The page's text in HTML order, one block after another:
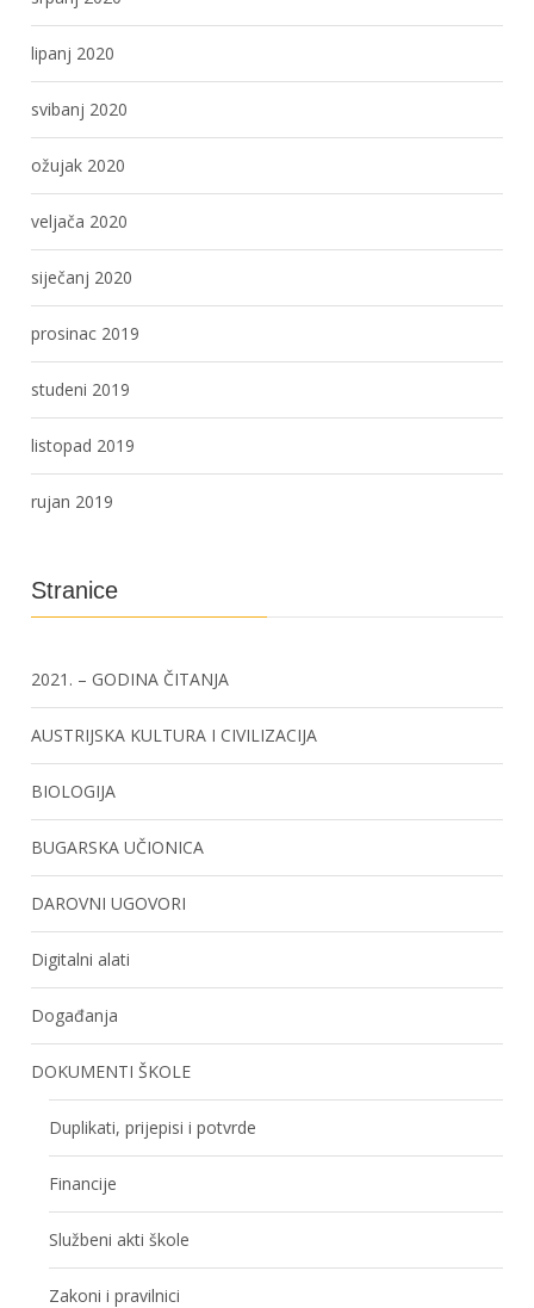
lipanj 2020
svibanj 2020
ožujak 2020
veljača 2020
siječanj 2020
prosinac 2019
studeni 2019
listopad 2019
rujan 2019
Stranice
2021. – GODINA ČITANJA
AUSTRIJSKA KULTURA I CIVILIZACIJA
BIOLOGIJA
BUGARSKA UČIONICA
DAROVNI UGOVORI
Digitalni alati
Događanja
DOKUMENTI ŠKOLE
Duplikati, prijepisi i potvrde
Financije
Službeni akti škole
Zakoni i pravilnici